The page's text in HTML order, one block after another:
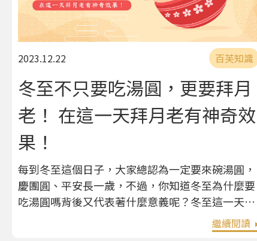
2023.12.22 百芙知識
冬至不只要吃湯圓，更要拜月
老！ 在這一天拜月老有神奇效
果！
每到冬至這個日子，大家總認為一定要來碗湯圓，
慶團圓、平安長一歲，不過，你知道冬至為什麼要
吃湯圓嗎背後又代表著什麼意義呢？冬至這一天除
了吃湯圓，還可以做什麼呢？ 冬至的意義 冬至是
中國傳統的二十四節氣之一，大約會在西曆的12月
繼續閱讀